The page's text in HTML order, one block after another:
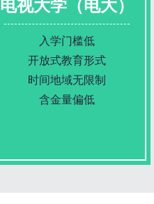
电视大学（电大）
入学门槛低
开放式教育形式
时间地域无限制
含金量偏低